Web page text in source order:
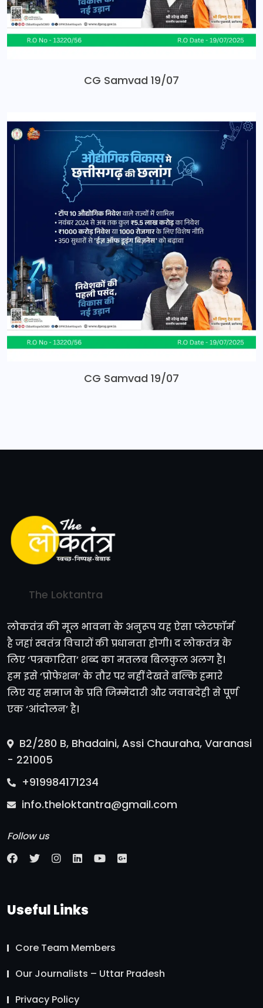
CG Samvad 19/07
CG Samvad 19/07
The Loktantra
लोकतंत्र की मूल भावना के अनुरूप यह ऐसा प्लेटफॉर्म
है जहां स्वतंत्र विचारों की प्रधानता होगी। द लोकतंत्र के
लिए ‘पत्रकारिता’ शब्द का मतलब बिलकुल अलग है।
हम इसे ‘प्रोफेशन’ के तौर पर नहीं देखते बल्कि हमारे
लिए यह समाज के प्रति जिम्मेदारी और जवाबदेही से पूर्ण
एक ‘आंदोलन’ है।
B2/280 B, Bhadaini, Assi Chauraha, Varanasi
- 221005
+919984171234
info.theloktantra@gmail.com
Follow us
Useful Links
Core Team Members
Our Journalists – Uttar Pradesh
Privacy Policy